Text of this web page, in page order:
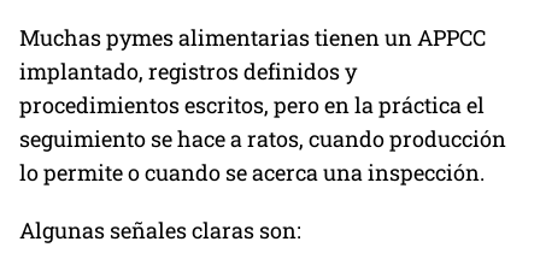
Muchas pymes alimentarias tienen un APPCC
implantado, registros definidos y
procedimientos escritos, pero en la práctica el
seguimiento se hace a ratos, cuando producción
lo permite o cuando se acerca una inspección.
Algunas señales claras son: